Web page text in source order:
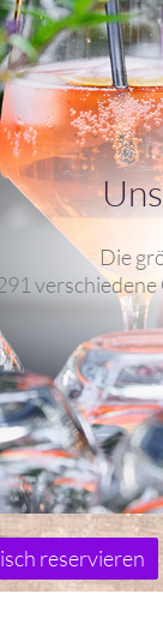
Die
reservieren